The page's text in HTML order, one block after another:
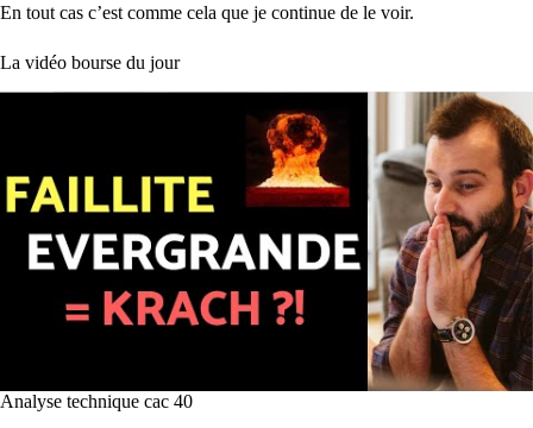
En tout cas c’est comme cela que je continue de le voir.
La vidéo bourse du jour
Analyse technique cac 40